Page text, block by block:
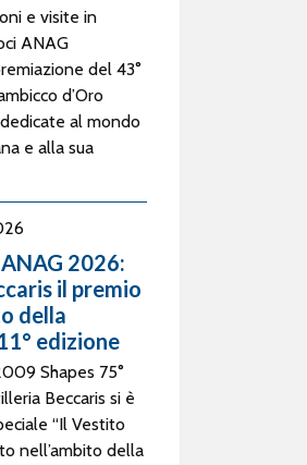
e visite in
ANAG
del 43°
d’Oro
al mondo
e alla sua
2026:
il premio
della
edizione
Shapes 75°
Beccaris si è
“Il Vestito
nell’ambito della